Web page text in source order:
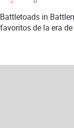
Battletoads in
favoritos de la era de